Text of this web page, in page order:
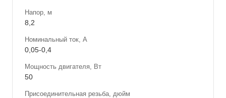
Напор, м
8,2
Номинальный ток, А
0,05-0,4
Мощность двигателя, Вт
50
Присоединительная резьба, дюйм